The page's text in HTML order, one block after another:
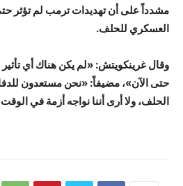
مشدداً على أن تهديدات ترمب لم تؤثر
العسكري للحلف.
وقال غرينكويتش: «لم يكن هناك أي تأثير
حتى الآن»، مضيفاً: «نحن مستعدون
الحلف، ولا أرى أننا نواجه أزمة في